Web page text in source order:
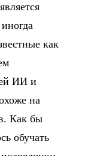
как
ИИ и
на
Как бы
обучать